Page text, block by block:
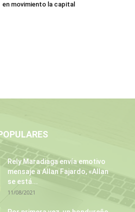
en movimiento la capital
Rely Maradiaga envía emotivo
mensaje a Allan Fajardo, «Allan
se está...
11/08/2021